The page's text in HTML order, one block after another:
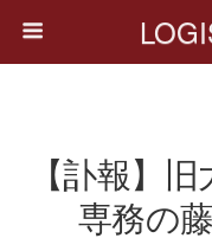
【訃報】
専務の